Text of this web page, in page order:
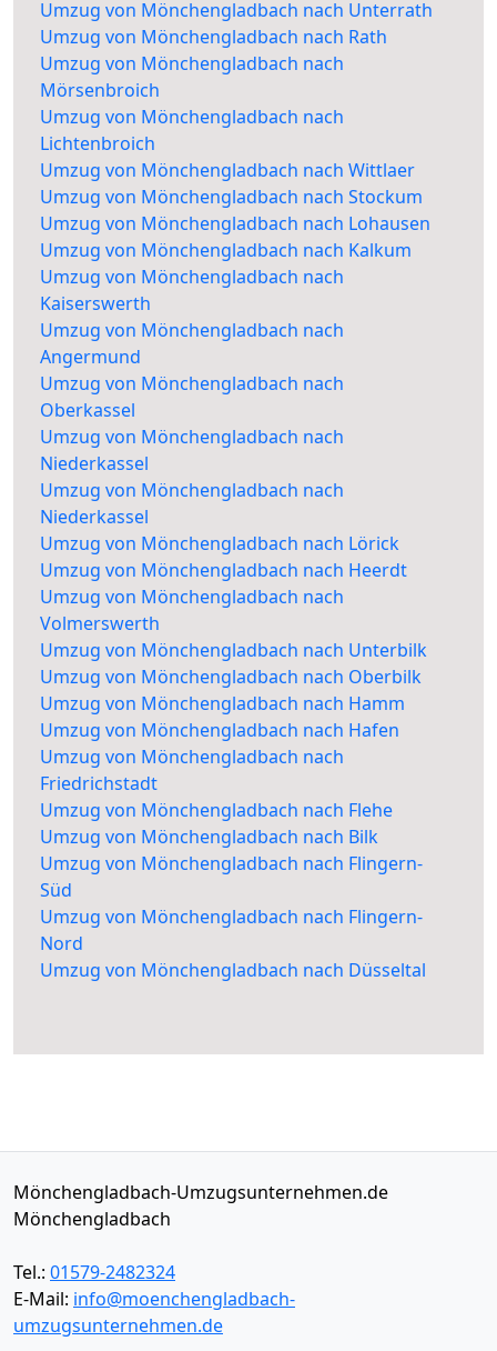
Umzug von Mönchengladbach nach Unterrath
Umzug von Mönchengladbach nach Rath
Umzug von Mönchengladbach nach
Mörsenbroich
Umzug von Mönchengladbach nach
Lichtenbroich
Umzug von Mönchengladbach nach Wittlaer
Umzug von Mönchengladbach nach Stockum
Umzug von Mönchengladbach nach Lohausen
Umzug von Mönchengladbach nach Kalkum
Umzug von Mönchengladbach nach
Kaiserswerth
Umzug von Mönchengladbach nach
Angermund
Umzug von Mönchengladbach nach
Oberkassel
Umzug von Mönchengladbach nach
Niederkassel
Umzug von Mönchengladbach nach
Niederkassel
Umzug von Mönchengladbach nach Lörick
Umzug von Mönchengladbach nach Heerdt
Umzug von Mönchengladbach nach
Volmerswerth
Umzug von Mönchengladbach nach Unterbilk
Umzug von Mönchengladbach nach Oberbilk
Umzug von Mönchengladbach nach Hamm
Umzug von Mönchengladbach nach Hafen
Umzug von Mönchengladbach nach
Friedrichstadt
Umzug von Mönchengladbach nach Flehe
Umzug von Mönchengladbach nach Bilk
Umzug von Mönchengladbach nach Flingern-
Süd
Umzug von Mönchengladbach nach Flingern-
Nord
Umzug von Mönchengladbach nach Düsseltal
Mönchengladbach-Umzugsunternehmen.de
Mönchengladbach
Tel.: 01579-2482324
E-Mail: info@moenchengladbach-
umzugsunternehmen.de